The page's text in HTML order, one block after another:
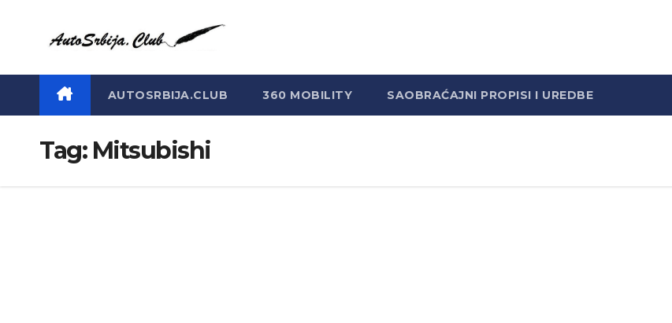
AUTOSRBIJA.CLUB 360 MOBILITY SAOBRAĆAJNI PROPISI I UREDBE
Tag: Mitsubishi